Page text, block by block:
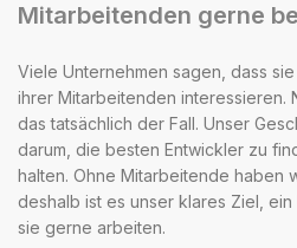
Mitarbeitenden gerne
Viele Unternehmen sagen, dass
ihrer Mitarbeitenden interessieren.
das tatsächlich der Fall. Unser
darum, die besten Entwickler zu
halten. Ohne Mitarbeitende haben
deshalb ist es unser klares Ziel,
sie gerne arbeiten.